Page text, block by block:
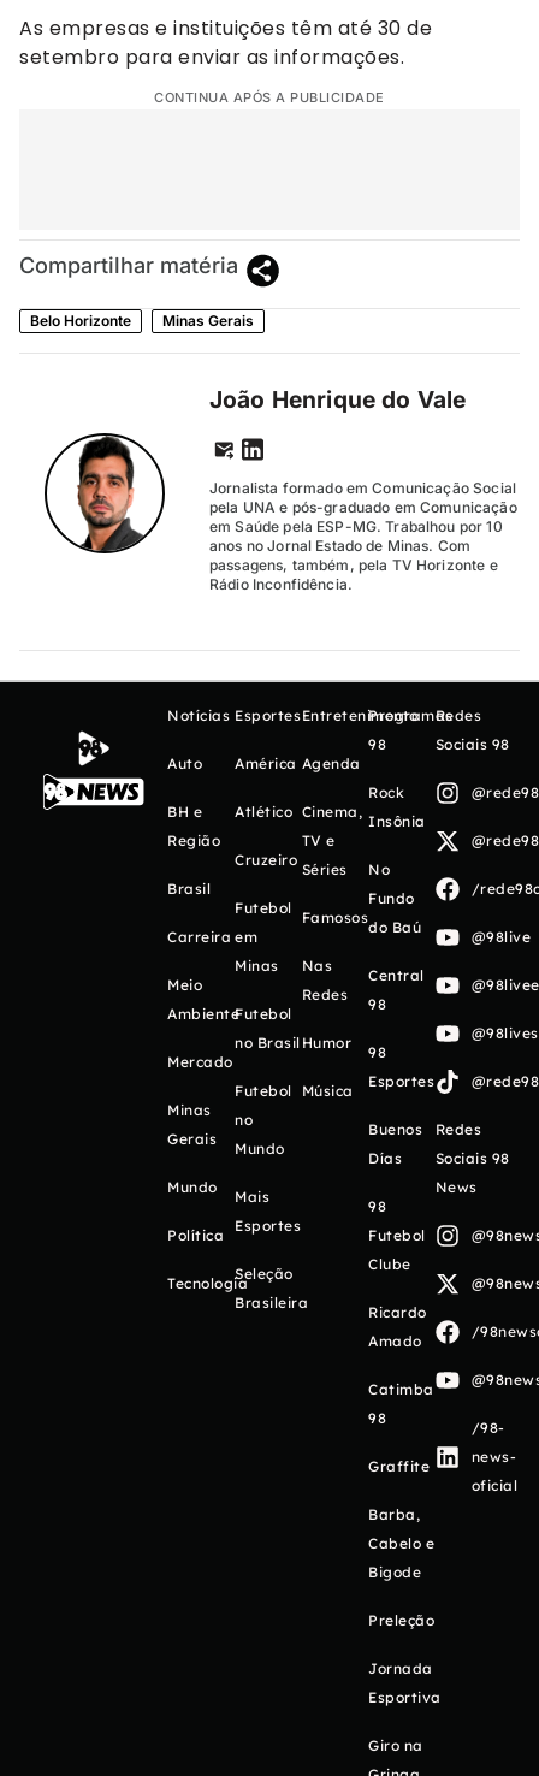
As empresas e instituições têm até 30 de
setembro para enviar as informações.
CONTINUA APÓS A PUBLICIDADE
Compartilhar matéria
Belo Horizonte Minas Gerais
João Henrique do Vale
Jornalista formado em Comunicação Social
pela UNA e pós-graduado em Comunicação
em Saúde pela ESP-MG. Trabalhou por 10
anos no Jornal Estado de Minas. Com
passagens, também, pela TV Horizonte e
Rádio Inconfidência.
Notícias
Auto
BH e
Região
Brasil
Carreira
Meio
Ambiente
Mercado
Minas
Gerais
Mundo
Política
Tecnologia
Esportes
América
Atlético
Cruzeiro
Futebol
em
Minas
Futebol
no Brasil
Futebol
no
Mundo
Mais
Esportes
Seleção
Brasileira
Entretenimento
Agenda
Cinema,
TV e
Séries
Famosos
Nas
Redes
Humor
Música
Programas
98
Rock
Insônia
No
Fundo
do Baú
Central
98
98
Esportes
Buenos
Días
98
Futebol
Clube
Ricardo
Amado
Catimba
98
Graffite
Barba,
Cabelo e
Bigode
Preleção
Jornada
Esportiva
Giro na
Redes
Sociais 98
/
@98live
Redes
Sociais 98
News
/
/98-
news-
oficial